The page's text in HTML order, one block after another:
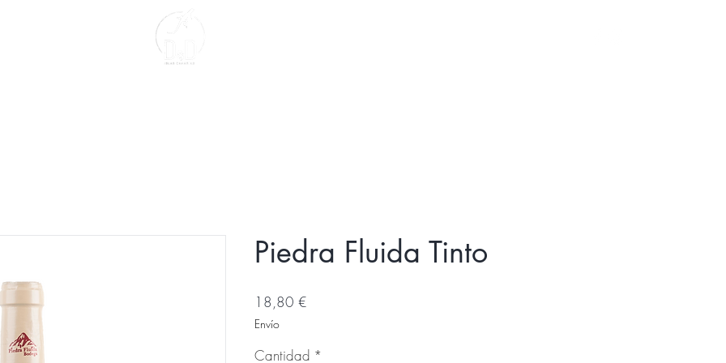
Piedra Fluida Tinto
18,80 €
Envío
Cantidad *